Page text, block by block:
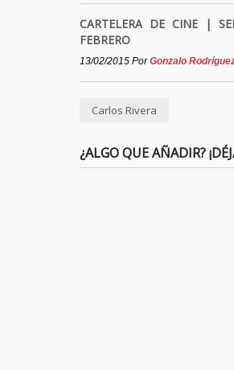
CARTELERA DE CINE |
FEBRERO
13/02/2015 PorGonzalo
Carlos Rivera
¿ALGO QUE AÑADIR?